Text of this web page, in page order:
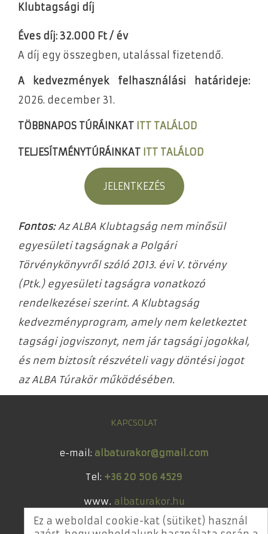
Klubtagsági díj
Éves díj: 32.000 Ft / év
A díj egy összegben, utalással fizetendő.
A kedvezmények felhasználási határideje:
2026. december 31.
TÖBBNAPOS TÚRÁINKAT ITT TALÁLOD
TELJESÍTMÉNYTÚRÁINKAT ITT TALÁLOD
JELENTKEZÉS
Fontos:Az ALBA Klubtagság nem minősül
egyesületi tagságnak a Polgári
Törvénykönyvről szóló 2013. évi V. törvény
(Ptk.) egyesületi tagságra vonatkozó
rendelkezései szerint. A Klubtagság
kedvezményprogram, amely nem keletkeztet
tagsági jogviszonyt, nem jár tagsági jogokkal,
és nem biztosít részvételi vagy döntési jogot
az ALBA Túrakör működésében.
KAPCSOLAT
e-mail: albaturakor@gmail.com
Tel: +36 20 506 4529
www. albaturakor.hu
Ez a weboldal cookie-kat (sütiket) használ